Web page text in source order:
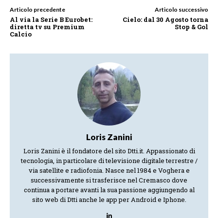
Articolo precedente
Al via la Serie B Eurobet:
diretta tv su Premium
Calcio
Articolo successivo
Cielo: dal 30 Agosto torna
Stop & Gol
Loris Zanini
Loris Zanini è il fondatore del sito Dtti.it. Appassionato di
tecnologia, in particolare di televisione digitale terrestre /
via satellite e radiofonia. Nasce nel 1984 e Voghera e
successivamente si trasferisce nel Cremasco dove
continua a portare avanti la sua passione aggiungendo al
sito web di Dtti anche le app per Android e Iphone.